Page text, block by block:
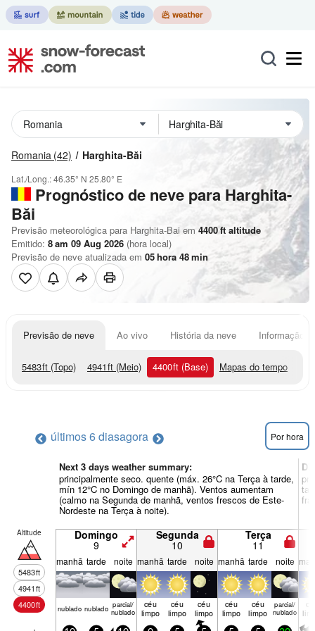
Romania (42) Harghita-Băi
Lat./Long.:46.35° N 25.80° E
Prognóstico de neve para Harghita-
Băi
Previsão meteorológica para Harghita-Bai em 4400ft altitude
Emitido: 8 am 09 Aug 2026 (hora local)
Previsão de neve atualizada em 05hora 48min
Previsão de neve Ao vivo História da neve Informação
5483ft (Topo) 4941ft (Meio) 4400ft (Base) Mapas do tempo
últimos 6 diasagora Por hora
Next 3 days weather summary:
principalmente seco. quente (máx. 26°C na Terça à tarde,
mín 12°C no Domingo de manhã). Ventos aumentam
(calmo na Segunda de manhã, ventos frescos de Este-
Nordeste na Terça à noite).
Altitude
5483ft
4941ft
4400ft
Domingo
9
Segunda
10
Terça
11
manhã tarde noite manhã tarde noite manhã tarde noite
nubl­ado nubl­ado parcial/
nublado
céu
limpo
céu
limpo
céu
limpo
céu
limpo
céu
limpo
parcial/
nublado